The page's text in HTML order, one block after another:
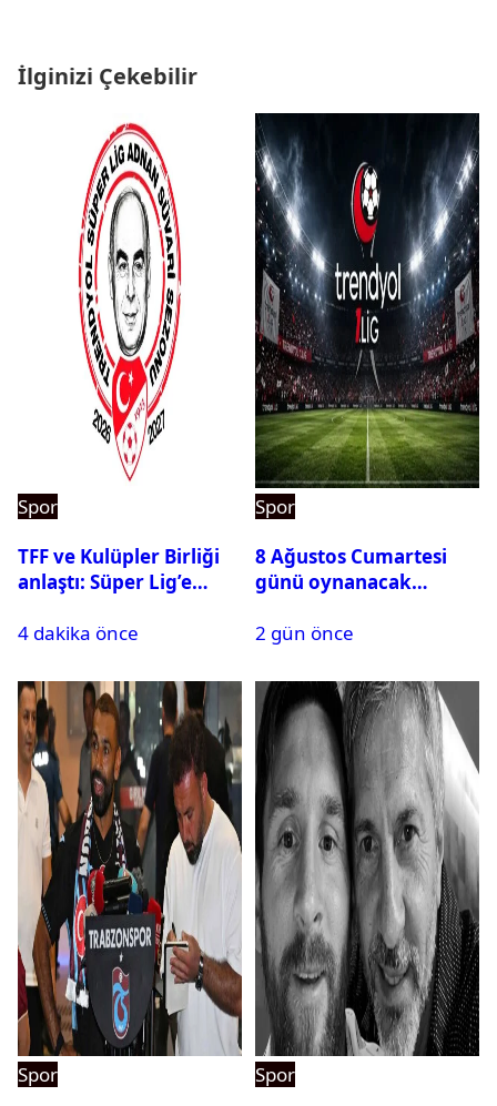
İlginizi Çekebilir
Spor
TFF ve Kulüpler Birliği
anlaştı: Süper Lig’e
4 dakika önce
Spor
8 Ağustos Cumartesi
günü oynanacak
2 gün önce
Spor
Spor